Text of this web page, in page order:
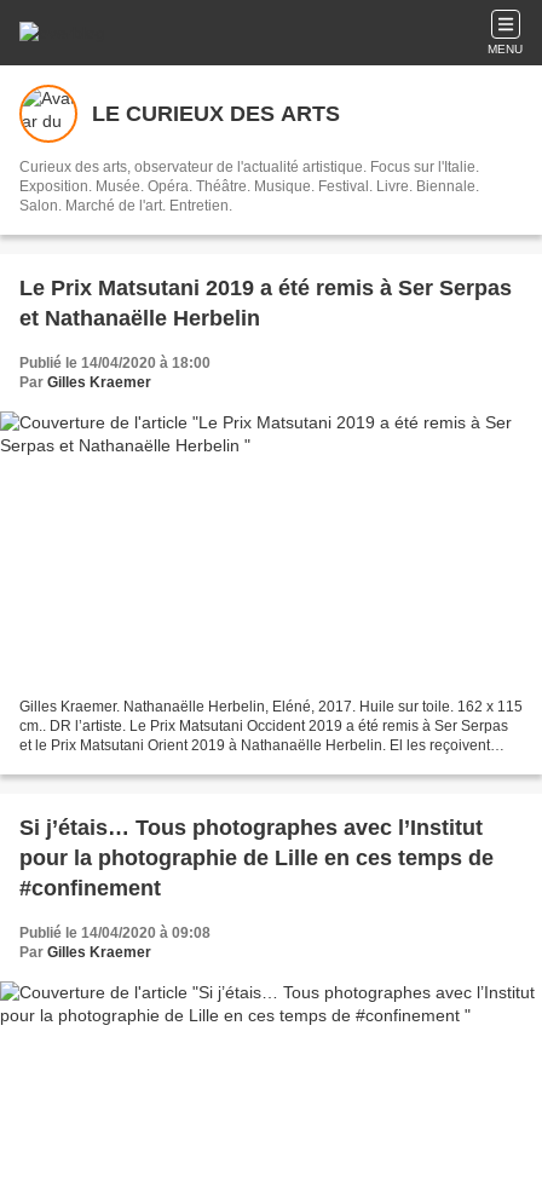
MENU
LE CURIEUX DES ARTS
Curieux des arts, observateur de l'actualité artistique. Focus sur l'Italie.
Exposition. Musée. Opéra. Théâtre. Musique. Festival. Livre. Biennale.
Salon. Marché de l'art. Entretien.
Le Prix Matsutani 2019 a été remis à Ser Serpas
et Nathanaëlle Herbelin
Publié le 14/04/2020 à 18:00
Par Gilles Kraemer
Gilles Kraemer. Nathanaëlle Herbelin, Eléné, 2017. Huile sur toile. 162 x 115
cm.. DR l’artiste. Le Prix Matsutani Occident 2019 a été remis à Ser Serpas
et le Prix Matsutani Orient 2019 à Nathanaëlle Herbelin. El les reçoivent
Si j’étais… Tous photographes avec l’Institut
pour la photographie de Lille en ces temps de
#confinement
Publié le 14/04/2020 à 09:08
Par Gilles Kraemer